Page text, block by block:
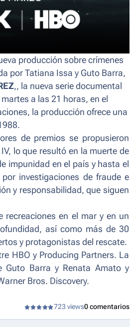
producción sobre crímenes
por Tatiana Issa y Guto Barra,
,, la nueva serie documental
a las 21 horas, en el
la producción ofrece una
de premios se propusieron
lo que resultó en la muerte de
impunidad en el país y hasta el
investigaciones de fraude e
y responsabilidad, que siguen
recreaciones en el mar y en un
así como más de 30
y protagonistas del rescate.
HBO y Producing Partners. La
Barra y Renata Amato y
Bros. Discovery.
723 views0 comentarios